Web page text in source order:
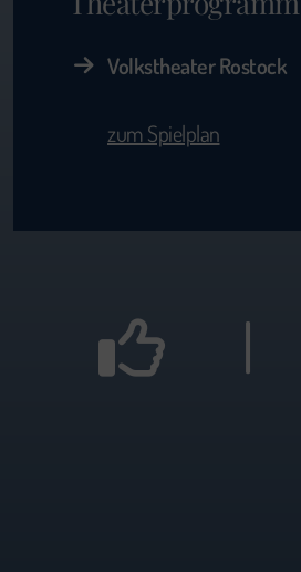
Volkstheater Rostock
zum Spielplan
|